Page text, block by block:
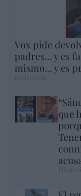
Vox pide
padres... y es
mismo... y es
que